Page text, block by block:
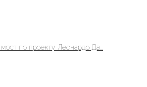
по проекту Леонардо Да...